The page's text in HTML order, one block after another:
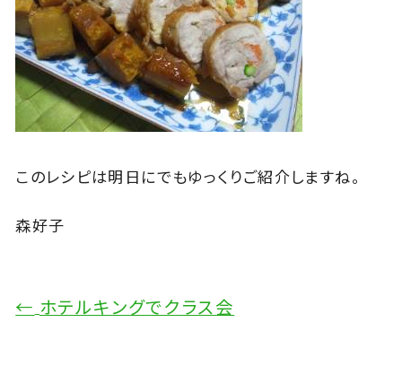
このレシピは明日にでもゆっくりご紹介しますね。
森好子
← ホテルキングでクラス会